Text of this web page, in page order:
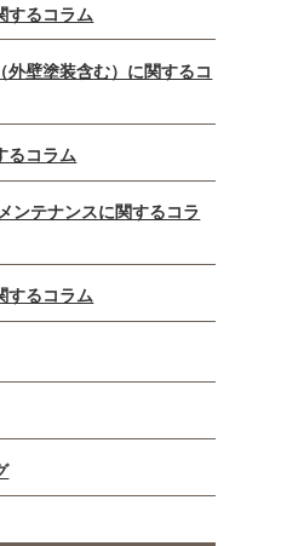
するコラム
外壁塗装含む）に関するコ
るコラム
ンテナンスに関するコラ
するコラム